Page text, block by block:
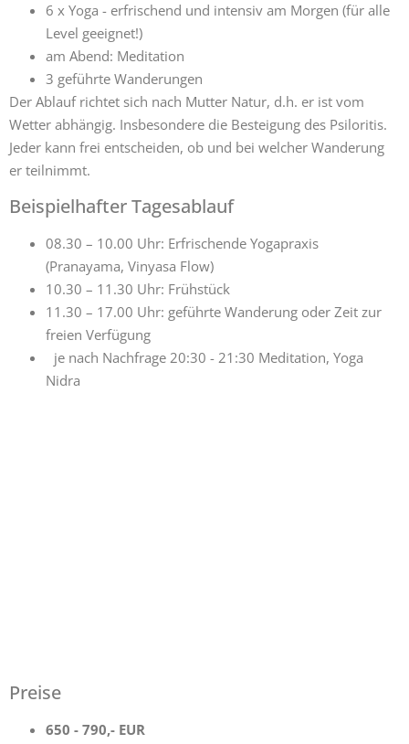
6 x Yoga - erfrischend und intensiv am Morgen (für alle
Level geeignet!)
am Abend: Meditation
3 geführte Wanderungen
Der Ablauf richtet sich nach Mutter Natur, d.h. er ist vom
Wetter abhängig. Insbesondere die Besteigung des Psiloritis.
Jeder kann frei entscheiden, ob und bei welcher Wanderung
er teilnimmt.
Beispielhafter Tagesablauf
08.30 – 10.00 Uhr: Erfrischende Yogapraxis
(Pranayama, Vinyasa Flow)
10.30 – 11.30 Uhr: Frühstück
11.30 – 17.00 Uhr: geführte Wanderung oder Zeit zur
freien Verfügung
je nach Nachfrage 20:30 - 21:30 Meditation, Yoga
Nidra
Preise
650 - 790,- EUR